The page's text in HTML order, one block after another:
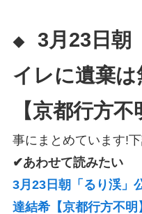
◆ 3月23日朝
イレに遺棄
【京都行方不
事にまとめています!
✔あわせて読みたい
3月23日朝「るり渓」
達結希【京都行方不